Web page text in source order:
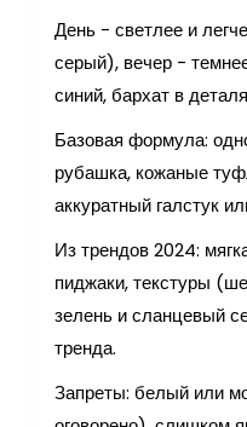
День - светлее и
серый), вечер -
синий, бархат в
Базовая формула:
рубашка, кожаные
аккуратный галстук
Из трендов 2024:
пиджаки, текстуры
зелень и сланцевый
тренда.
Запреты: белый или